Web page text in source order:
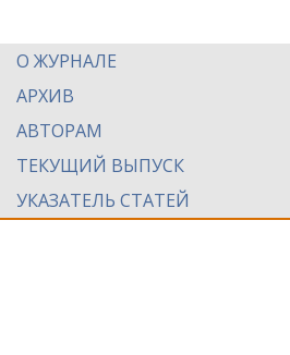
О ЖУРНАЛЕ
АРХИВ
АВТОРАМ
ТЕКУЩИЙ ВЫПУСК
УКАЗАТЕЛЬ СТАТЕЙ